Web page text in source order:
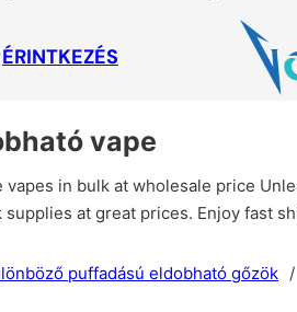
ÉRINTKEZÉS
vape
vapes in bulk at wholesale price
at great prices. Enjoy fast
puffadású eldobható gőzök /